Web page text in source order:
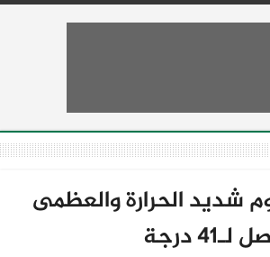
شديد الحرارة والعظمى
درجة